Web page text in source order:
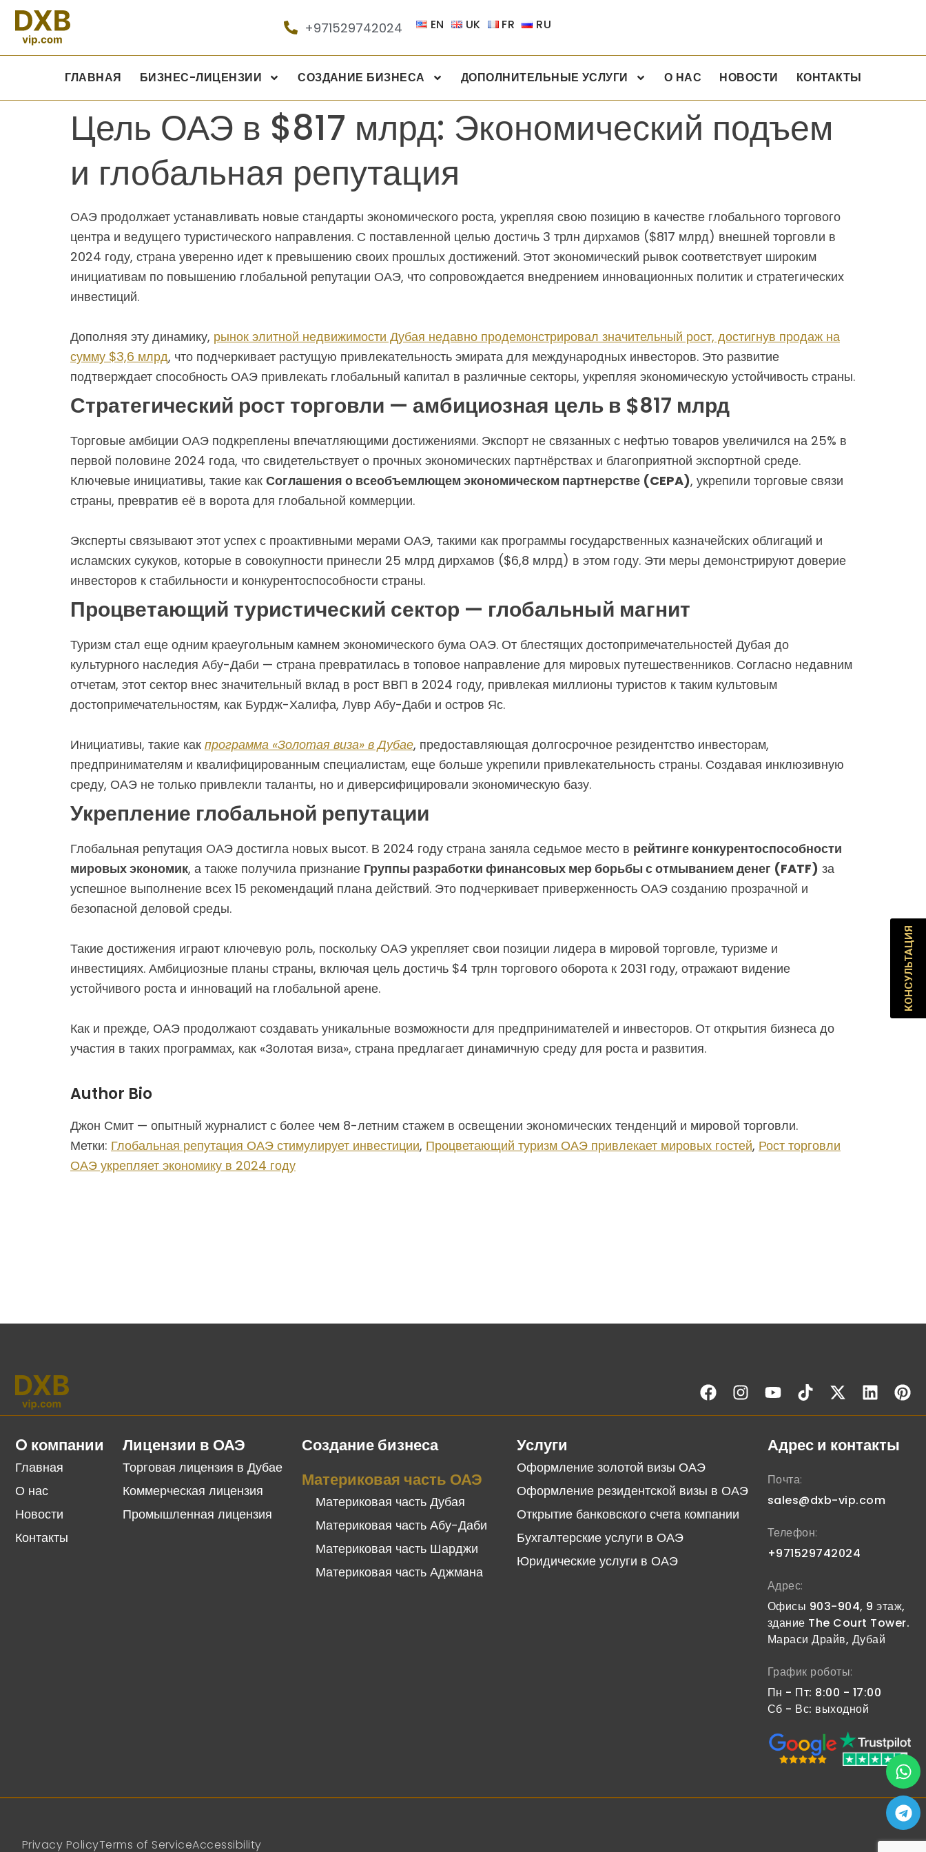
+971529742024 EN UK FR RU
ГЛАВНАЯ БИЗНЕС-ЛИЦЕНЗИИ СОЗДАНИЕ БИЗНЕСА ДОПОЛНИТЕЛЬНЫЕ УСЛУГИ О НАС НОВОСТИ КОНТАКТЫ
Цель ОАЭ в $817 млрд: Экономический подъем
и глобальная репутация
ОАЭ продолжает устанавливать новые стандарты экономического роста, укрепляя свою позицию в качестве глобального торгового
центра и ведущего туристического направления. С поставленной целью достичь 3 трлн дирхамов ($817 млрд) внешней торговли в
2024 году, страна уверенно идет к превышению своих прошлых достижений. Этот экономический рывок соответствует широким
инициативам по повышению глобальной репутации ОАЭ, что сопровождается внедрением инновационных политик и стратегических
инвестиций.
Дополняя эту динамику, рынок элитной недвижимости Дубая недавно продемонстрировал значительный рост, достигнув продаж на
сумму $3,6 млрд, что подчеркивает растущую привлекательность эмирата для международных инвесторов. Это развитие
подтверждает способность ОАЭ привлекать глобальный капитал в различные секторы, укрепляя экономическую устойчивость страны.
Стратегический рост торговли — амбициозная цель в $817 млрд
Торговые амбиции ОАЭ подкреплены впечатляющими достижениями. Экспорт не связанных с нефтью товаров увеличился на 25% в
первой половине 2024 года, что свидетельствует о прочных экономических партнёрствах и благоприятной экспортной среде.
Ключевые инициативы, такие как Соглашения о всеобъемлющем экономическом партнерстве (CEPA), укрепили торговые связи
страны, превратив её в ворота для глобальной коммерции.
Эксперты связывают этот успех с проактивными мерами ОАЭ, такими как программы государственных казначейских облигаций и
исламских сукуков, которые в совокупности принесли 25 млрд дирхамов ($6,8 млрд) в этом году. Эти меры демонстрируют доверие
инвесторов к стабильности и конкурентоспособности страны.
Процветающий туристический сектор — глобальный магнит
Туризм стал еще одним краеугольным камнем экономического бума ОАЭ. От блестящих достопримечательностей Дубая до
культурного наследия Абу-Даби — страна превратилась в топовое направление для мировых путешественников. Согласно недавним
отчетам, этот сектор внес значительный вклад в рост ВВП в 2024 году, привлекая миллионы туристов к таким культовым
достопримечательностям, как Бурдж-Халифа, Лувр Абу-Даби и остров Яс.
Инициативы, такие как программа «Золотая виза» в Дубае, предоставляющая долгосрочное резидентство инвесторам,
предпринимателям и квалифицированным специалистам, еще больше укрепили привлекательность страны. Создавая инклюзивную
среду, ОАЭ не только привлекли таланты, но и диверсифицировали экономическую базу.
Укрепление глобальной репутации
Глобальная репутация ОАЭ достигла новых высот. В 2024 году страна заняла седьмое место в рейтинге конкурентоспособности
мировых экономик, а также получила признание Группы разработки финансовых мер борьбы с отмыванием денег (FATF) за
успешное выполнение всех 15 рекомендаций плана действий. Это подчеркивает приверженность ОАЭ созданию прозрачной и
безопасной деловой среды.
Такие достижения играют ключевую роль, поскольку ОАЭ укрепляет свои позиции лидера в мировой торговле, туризме и
инвестициях. Амбициозные планы страны, включая цель достичь $4 трлн торгового оборота к 2031 году, отражают видение
устойчивого роста и инноваций на глобальной арене.
Как и прежде, ОАЭ продолжают создавать уникальные возможности для предпринимателей и инвесторов. От открытия бизнеса до
участия в таких программах, как «Золотая виза», страна предлагает динамичную среду для роста и развития.
Author Bio
Джон Смит — опытный журналист с более чем 8-летним стажем в освещении экономических тенденций и мировой торговли.
Метки: Глобальная репутация ОАЭ стимулирует инвестиции, Процветающий туризм ОАЭ привлекает мировых гостей, Рост торговли
ОАЭ укрепляет экономику в 2024 году
КОНСУЛЬТАЦИЯ
O компании
Главная
О нас
Новости
Контакты
Лицензии в ОАЭ
Торговая лицензия в Дубае
Коммерческая лицензия
Промышленная лицензия
Создание бизнеса
Материковая часть ОАЭ
Материковая часть Дубая
Материковая часть Абу-Даби
Материковая часть Шарджи
Материковая часть Аджмана
Услуги
Оформление золотой визы ОАЭ
Оформление резидентской визы в ОАЭ
Открытие банковского счета компании
Бухгалтерские услуги в ОАЭ
Юридические услуги в ОАЭ
Адрес и контакты
Почта:
sales@dxb-vip.com
Телефон:
+971529742024
Адрес:
Офисы 903-904, 9 этаж,
здание The Court Tower.
Мараси Драйв, Дубай
График роботы:
Пн - Пт: 8:00 - 17:00
Сб - Вс: выходной
Privacy PolicyTerms of ServiceAccessibility